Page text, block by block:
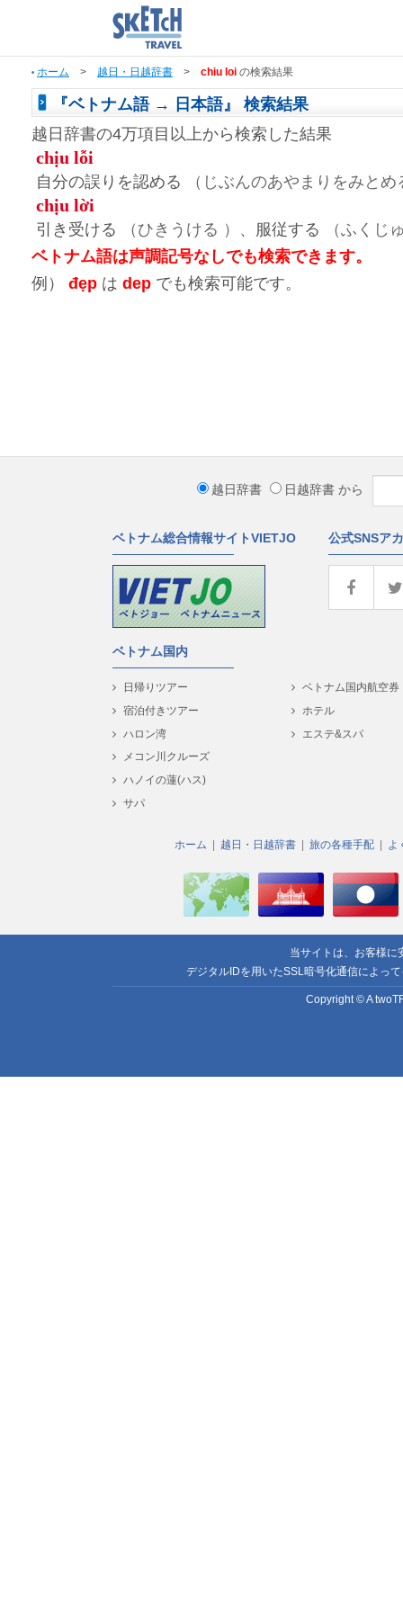
ホーム > 越日・日越辞書 > chiu loi の検索結果
『ベトナム語 → 日本語』 検索結果
越日辞書の4万項目以上から検索した結果
chịu lỗi
自分の誤りを認める （じぶんのあやまりをみとめ
chịu lời
引き受ける （ひきうける ） 、服従する （ふくじ
ベトナム語は声調記号なしでも検索できます。
例）
đẹp は dep でも検索可能です。
越日辞書 日越辞書 から
ベトナム総合情報サイトVIETJO 公式SNSア
ベトナム国内
日帰りツアー
宿泊付きツアー
ハロン湾
メコン川クルーズ
ハノイの蓮(ハス)
サパ
ベトナム国内航空券
ホテル
エステ&スパ
ホーム 越日・日越辞書 旅の各種手配 よ
当サイトは、お客様に
デジタルIDを用いたSSL暗号化通信によっ
Copyright © A